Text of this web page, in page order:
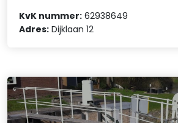
KvK nummer: 62938649
Adres: Dijklaan 12